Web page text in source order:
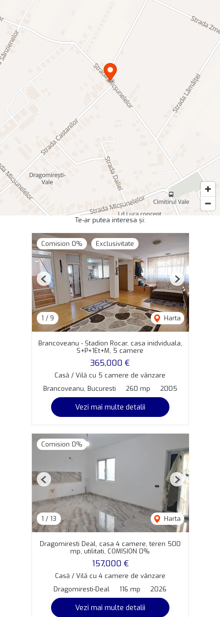
Te-ar putea interesa și:
Comision 0% Exclusivitate
1 / 9 Harta
Previous Next
Brancoveanu - Stadion Rocar, casa inidviduala,
S+P+1Et+M, 5 camere
365,000 €
Casă / Vilă cu 5 camere de vânzare
Brancoveanu, Bucuresti
260 mp 2005
Vezi mai multe detalii
Comision 0%
1 / 13 Harta
Previous Next
Dragomiresti Deal, casa 4 camere, teren 500
mp, utilitati, COMISION 0%
157,000 €
Casă / Vilă cu 4 camere de vânzare
Dragomiresti-Deal
116 mp 2026
Vezi mai multe detalii